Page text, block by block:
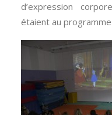
d’expression
étaient au